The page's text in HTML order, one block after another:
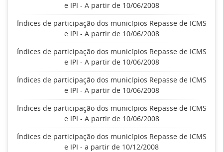
e IPI - A partir de 10/06/2008
Índices de participação dos municípios Repasse de ICMS
e IPI - A partir de 10/06/2008
Índices de participação dos municípios Repasse de ICMS
e IPI - A partir de 10/06/2008
Índices de participação dos municípios Repasse de ICMS
e IPI - A partir de 10/06/2008
Índices de participação dos municípios Repasse de ICMS
e IPI - A partir de 10/06/2008
Índices de participação dos municípios Repasse de ICMS
e IPI - a partir de 10/12/2008